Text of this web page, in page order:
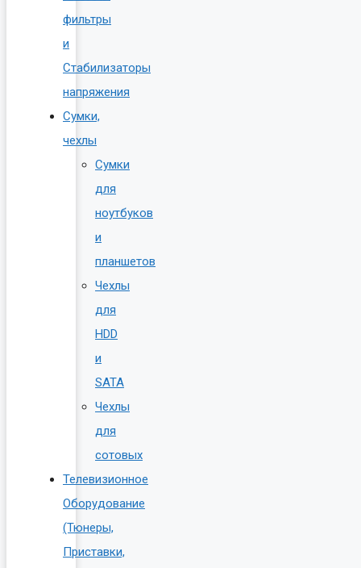
фильтры
и
Стабилизаторы
напряжения
Сумки,
чехлы
Сумки
для
ноутбуков
и
планшетов
Чехлы
для
HDD
и
SATA
Чехлы
для
сотовых
Телевизионное
Оборудование
(Тюнеры,
Приставки,